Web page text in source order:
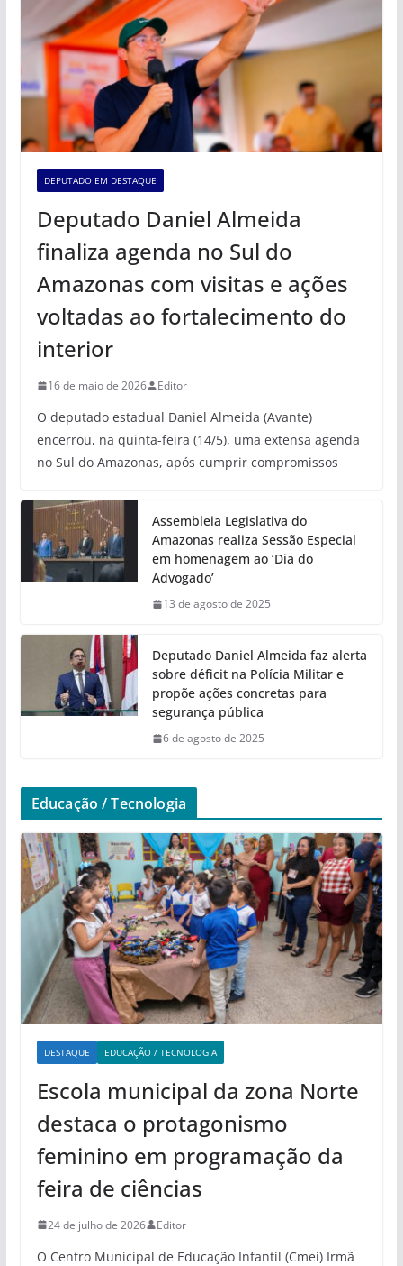
DEPUTADO EM DESTAQUE
Deputado Daniel Almeida
finaliza agenda no Sul do
Amazonas com visitas e ações
voltadas ao fortalecimento do
interior
16 de maio de 2026 Editor
O deputado estadual Daniel Almeida (Avante)
encerrou, na quinta-feira (14/5), uma extensa agenda
no Sul do Amazonas, após cumprir compromissos
Assembleia Legislativa do
Amazonas realiza Sessão Especial
em homenagem ao ‘Dia do
Advogado’
13 de agosto de 2025
Deputado Daniel Almeida faz alerta
sobre déficit na Polícia Militar e
propõe ações concretas para
segurança pública
6 de agosto de 2025
Educação / Tecnologia
DESTAQUE EDUCAÇÃO / TECNOLOGIA
Escola municipal da zona Norte
destaca o protagonismo
feminino em programação da
feira de ciências
24 de julho de 2026 Editor
O Centro Municipal de Educação Infantil (Cmei) Irmã